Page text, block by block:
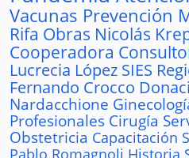
Vacunas Prevención
Rifa Obras Nicolás
Cooperadora
Lucrecia López SIES
Fernando Crocco
Nardacchione
Profesionales Cirugía
Obstetricia Capacitación
Pablo Romagnoli Historia